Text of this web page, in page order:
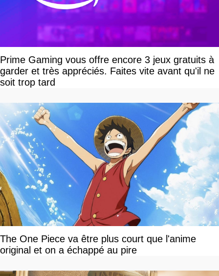
Prime Gaming vous offre encore 3 jeux gratuits à
garder et très appréciés. Faites vite avant qu'il ne
soit trop tard
The One Piece va être plus court que l'anime
original et on a échappé au pire